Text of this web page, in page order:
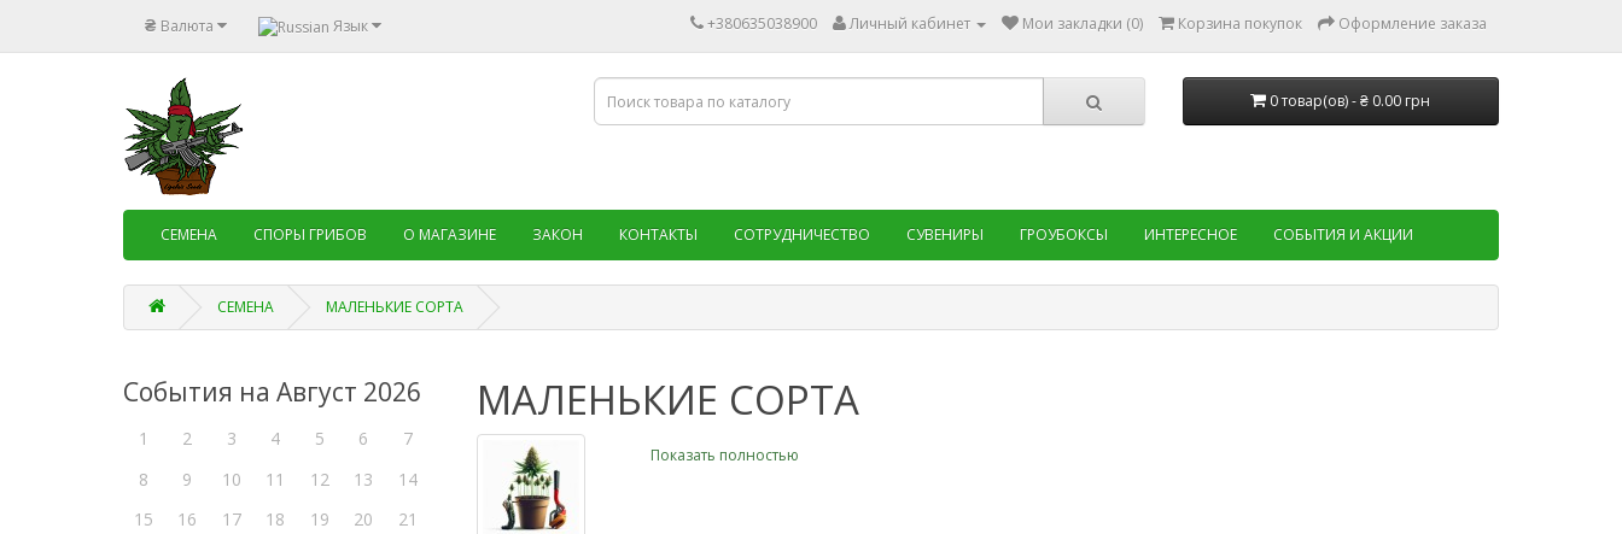
₴ Валюта Язык +380635038900 Личный кабинет Мои закладки (0) Корзина покупок Оформление заказа
0 товар(ов) - ₴ 0.00 грн
СЕМЕНА СПОРЫ ГРИБОВ О МАГАЗИНЕ ЗАКОН КОНТАКТЫ СОТРУДНИЧЕСТВО СУВЕНИРЫ ГРОУБОКСЫ ИНТЕРЕСНОЕ СОБЫТИЯ И АКЦИИ
СЕМЕНА МАЛЕНЬКИЕ СОРТА
События на Август 2026
1 2 3 4 5 6
7
8
9 10 11 12 13
14
15
16 17 18 19 20
21
МАЛЕНЬКИЕ СОРТА
Показать полностью